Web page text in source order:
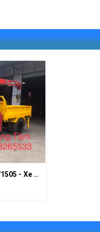
Xe Cẩu Máy Dầu Kubota V1505 - Xe Cẩu - Xe Ba Bánh Gắn Cẩu - Xe Ba Gác Gắn Cẩu Hoàng Tâm 0903265533